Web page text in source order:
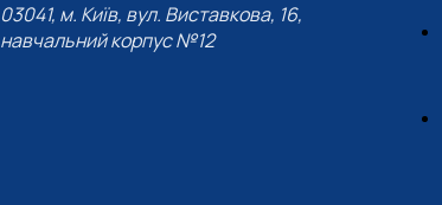
03041, м. Київ, вул. Виставкова, 16,
навчальний корпус №12